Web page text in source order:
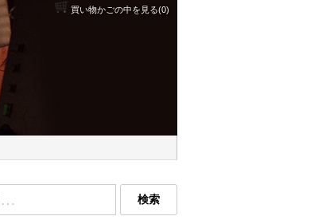
買い物かごの中を見る(0)